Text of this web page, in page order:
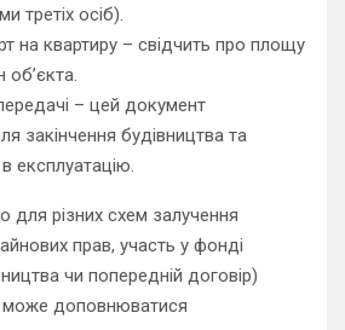
третіх осіб).
на квартиру – свідчить про площу
об’єкта.
– цей документ
закінчення будівництва та
експлуатацію.
для різних схем залучення
прав, участь у фонді
чи попередній договір)
може доповнюватися